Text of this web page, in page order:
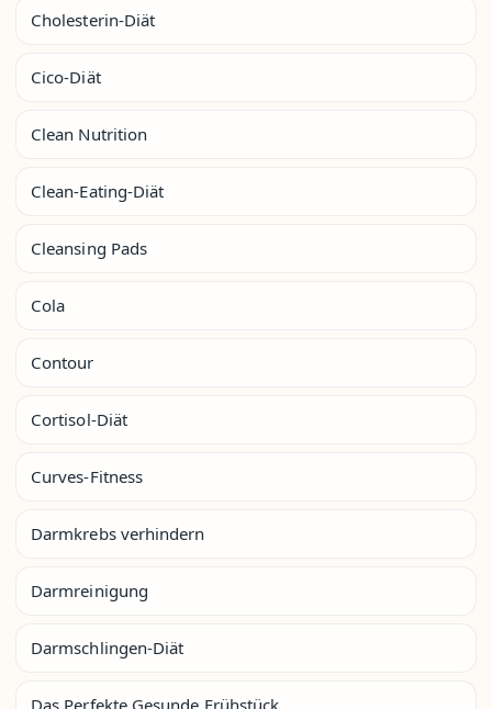
Cholesterin-Diät
Cico-Diät
Clean Nutrition
Clean-Eating-Diät
Cleansing Pads
Cola
Contour
Cortisol-Diät
Curves-Fitness
Darmkrebs verhindern
Darmreinigung
Darmschlingen-Diät
Das Perfekte Gesunde Frühstück